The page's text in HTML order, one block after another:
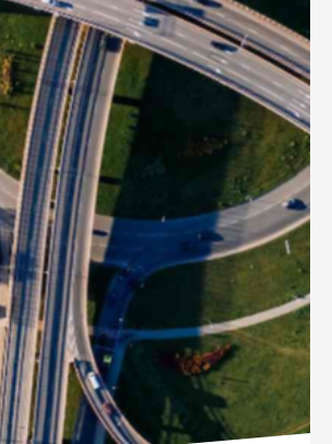
могут не только уточнить
но и осуществить автоматический